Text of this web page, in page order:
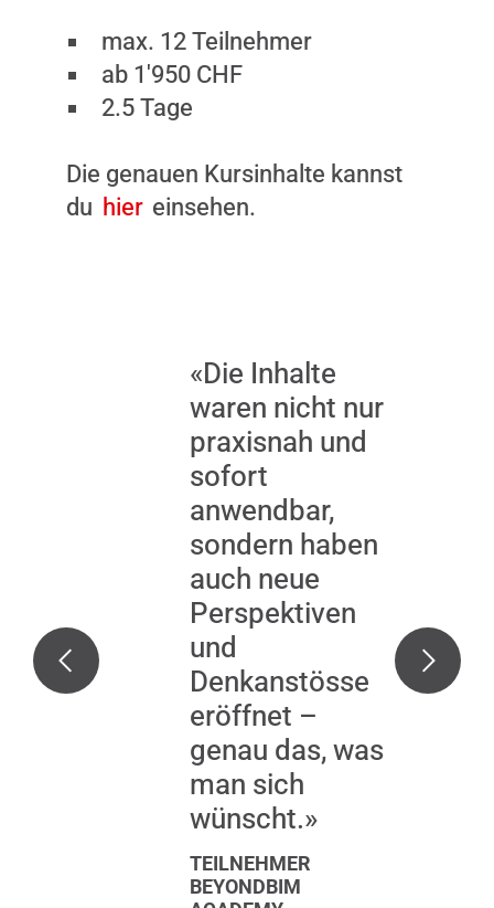
max. 12 Teilnehmer
ab 1'950 CHF
2.5 Tage
Die genauen Kursinhalte kannst
du hier einsehen.
«Die Inhalte
waren nicht nur
praxisnah und
sofort
anwendbar,
sondern haben
auch neue
Perspektiven
und
Denkanstösse
eröffnet –
genau das, was
man sich
wünscht.»
TEILNEHMER
BEYONDBIM